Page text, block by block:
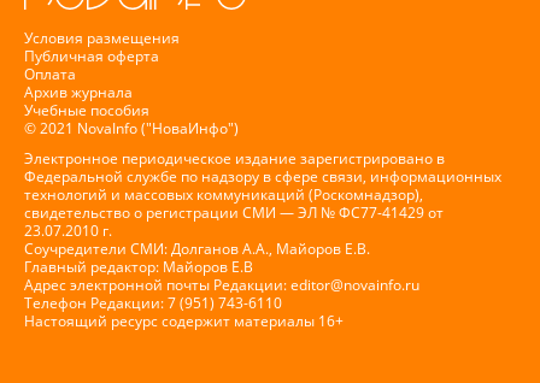
Условия размещения
Публичная оферта
Оплата
Архив журнала
Учебные пособия
© 2021 NovaInfo ("НоваИнфо")
Электронное периодическое издание зарегистрировано в
Федеральной службе по надзору в сфере связи, информационных
технологий и массовых коммуникаций (Роскомнадзор),
свидетельство о регистрации СМИ — ЭЛ № ФС77-41429 от
23.07.2010 г.
Соучредители СМИ: Долганов А.А., Майоров Е.В.
Главный редактор: Майоров Е.В
Адрес электронной почты Редакции:editor@novainfo.ru
Телефон Редакции: 7 (951) 743-6110
Настоящий ресурс содержит материалы 16+